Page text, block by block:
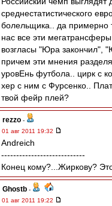
среднестатистического
болельщика.. да примерно
нас все эти
возгласы "Юра закончил",
причем эти мнения
уровЕнь футбола.. цирк с
хер с ним с Фурсенко..
твой фейр плей?
rezzo -
01 авг 2011 19:32
Andreich
----------------------------
Конец кому?...Жиркову?
Ghostb -
01 авг 2011 19:22